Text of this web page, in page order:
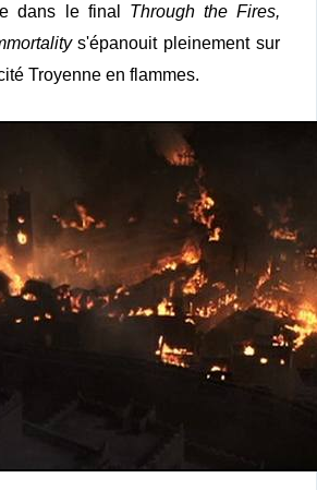
dans le final Through the Fires,
s'épanouit pleinement sur
Troyenne en flammes.